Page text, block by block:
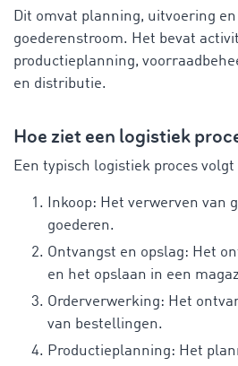
Dit omvat planning, uitvoering
goederenstroom. Het bevat
productieplanning,
en distributie.
Hoe ziet een logistiek
Een typisch logistiek proces volgt
Inkoop: Het verwerven van
goederen.
Ontvangst en opslag: Het
en het opslaan in een
Orderverwerking: Het
van bestellingen.
Productieplanning: Het